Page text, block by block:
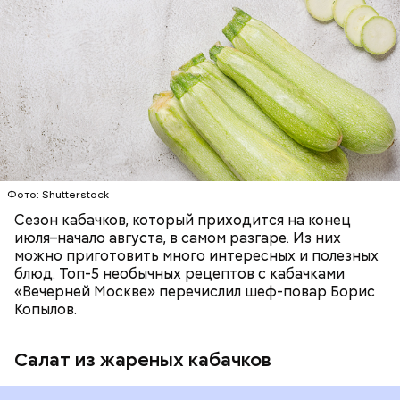
Фото: Shutterstock
Сезон кабачков, который приходится на конец
июля–начало августа, в самом разгаре. Из них
можно приготовить много интересных и полезных
блюд. Топ-5 необычных рецептов с кабачками
«Вечерней Москве» перечислил шеф-повар Борис
Копылов.
Салат из жареных кабачков
ЕДА ОВОЩИ РЕЦЕПТЫ
Вред дыни
Фото: Shutterstock
А врач-эндокринолог Алексей Калинчев рассказал,
что существует множество блюд, где используют
— Наиболее распространенные борщ, щи, котлеты,
салаты, лаваш с творогом и сыром, пироги, омлет,
запеканка. Щавеля там везде используется
немного, поэтому никакого вреда от него не будет.
Чем разнообразнее рацион питания человека, тем
лучше. Потому что это исключает вероятность
возникновения дефицитов микроэлементов, —
заверил специалист.